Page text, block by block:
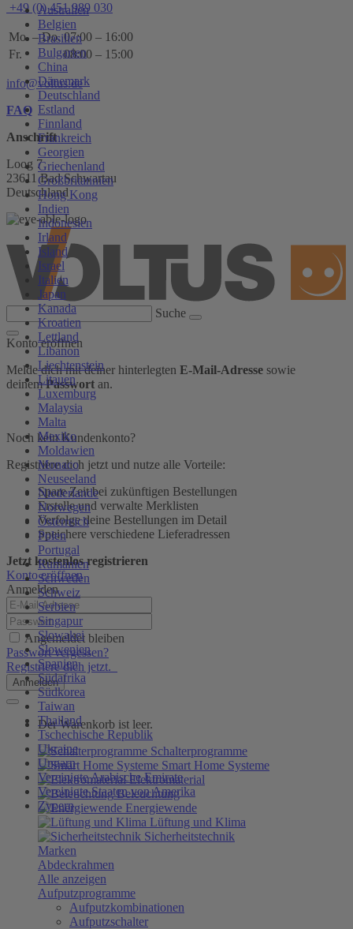
Australien
Belgien
Brasilien
Bulgarien
China
Dänemark
Deutschland
Estland
Finnland
Frankreich
Georgien
Griechenland
Großbritannien
Hong Kong
Indien
Indonesien
Irland
Island
Israel
Italien
Japan
Kanada
Kroatien
Lettland
Libanon
Liechtenstein
Litauen
Luxemburg
Malaysia
Malta
Mexiko
Moldawien
Monaco
Neuseeland
Niederlande
Norwegen
Österreich
Polen
Portugal
Rumänien
Schweden
Schweiz
Serbien
Singapur
Slowakei
Slowenien
Spanien
Südafrika
Südkorea
Taiwan
Thailand
Tschechische Republik
Ukraine
Ungarn
Vereinigte Arabische Emirate
Vereinigte Staaten von Amerika
Zypern
+49 (0) 451 989 030
Mo. – Do. 07:00 – 16:00
Fr.
08:00 – 15:00
info@voltus.de
FAQ
Anschrift
Loog 7
23611 Bad Schwartau
Deutschland
Suche
Konto eröffnen
Melde dich mit deiner hinterlegten E-Mail-Adresse sowie
deinemPasswort an.
Noch kein Kundenkonto?
Registriere dich jetzt und nutze alle Vorteile:
Spare Zeit bei zukünftigen Bestellungen
Erstelle und verwalte Merklisten
Verfolge deine Bestellungen im Detail
Speichere verschiedene Lieferadressen
Jetzt kostenlos registrieren
Konto eröffnen
Anmelden
Angemeldet bleiben
Passwort vergessen?
Registriere dich jetzt.
Anmelden
Der Warenkorb ist leer.
Schalterprogramme
Smart Home Systeme
Elektromaterial
Beleuchtung
Energiewende
Lüftung und Klima
Sicherheitstechnik
Marken
Abdeckrahmen
Alle anzeigen
Aufputzprogramme
Aufputzkombinationen
Aufputzschalter